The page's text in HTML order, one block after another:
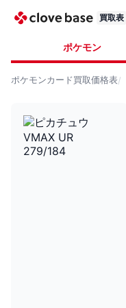
買取表
ポケモン
ポケモンカード買取価格表